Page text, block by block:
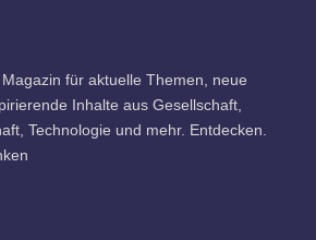
für aktuelle Themen, neue
Inhalte aus Gesellschaft,
Technologie und mehr. Entdecken.